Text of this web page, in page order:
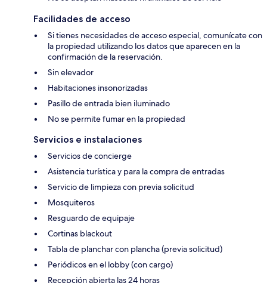
Facilidades de acceso
Si tienes necesidades de acceso especial, comunícate con
la propiedad utilizando los datos que aparecen en la
confirmación de la reservación.
Sin elevador
Habitaciones insonorizadas
Pasillo de entrada bien iluminado
No se permite fumar en la propiedad
Servicios e instalaciones
Servicios de concierge
Asistencia turística y para la compra de entradas
Servicio de limpieza con previa solicitud
Mosquiteros
Resguardo de equipaje
Cortinas blackout
Tabla de planchar con plancha (previa solicitud)
Periódicos en el lobby (con cargo)
Recepción abierta las 24 horas